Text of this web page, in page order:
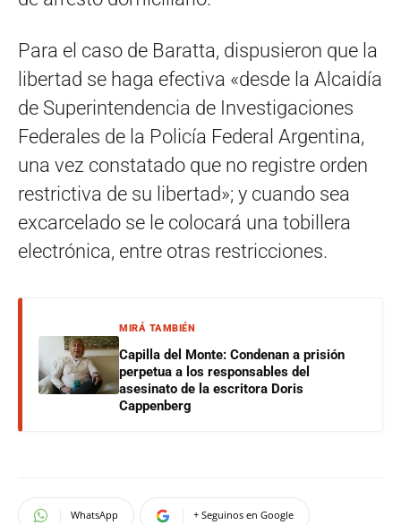
Para el caso de Baratta, dispusieron que la
libertad se haga efectiva «desde la Alcaidía
de Superintendencia de Investigaciones
Federales de la Policía Federal Argentina,
una vez constatado que no registre orden
restrictiva de su libertad»; y cuando sea
excarcelado se le colocará una tobillera
electrónica, entre otras restricciones.
MIRÁ TAMBIÉN
Capilla del Monte: Condenan a prisión
perpetua a los responsables del
asesinato de la escritora Doris
Cappenberg
WhatsApp + Seguinos en Google